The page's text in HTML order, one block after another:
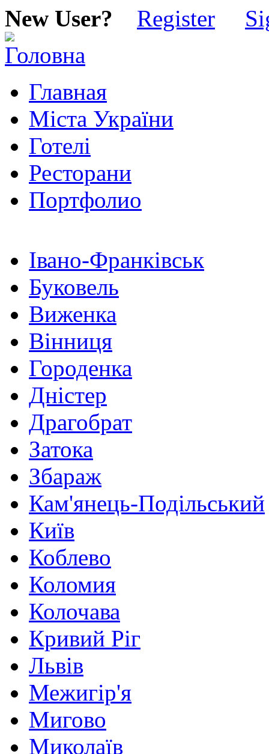
New User? Register
Главная
Міста України
Готелі
Ресторани
Портфолио
Івано-Франківськ
Буковель
Виженка
Вінниця
Городенка
Дністер
Драгобрат
Затока
Збараж
Кам'янець-Подільський
Київ
Коблево
Коломия
Колочава
Кривий Ріг
Львів
Межигір'я
Мигово
Миколаїв